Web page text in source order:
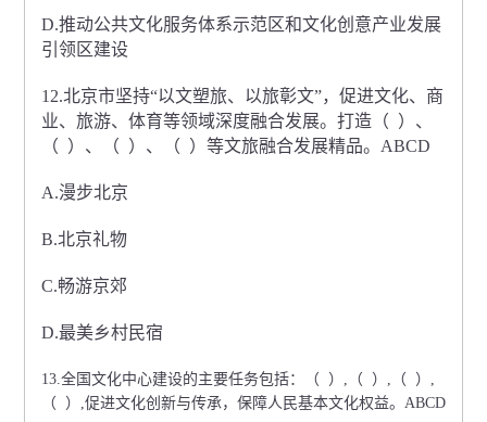
D.推动公共文化服务体系示范区和文化创意产业发展
引领区建设
12.北京市坚持“以文塑旅、以旅彰文”，促进文化、商
业、旅游、体育等领域深度融合发展。打造（ ）、
（ ）、（ ）、（ ）等文旅融合发展精品。ABCD
A.漫步北京
B.北京礼物
C.畅游京郊
D.最美乡村民宿
13.全国文化中心建设的主要任务包括：（ ）,（ ）,（ ）,
（ ）,促进文化创新与传承，保障人民基本文化权益。ABCD